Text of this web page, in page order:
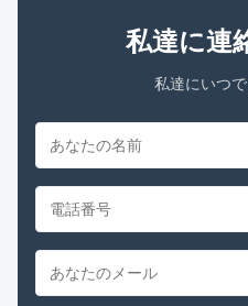
私達に連
私達にいつ